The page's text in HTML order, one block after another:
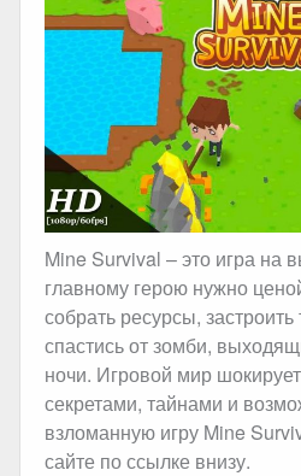
Mine Survival – это игра на
главному герою нужно
собрать ресурсы,
спастись от зомби,
ночи. Игровой мир
секретами, тайнами и
взломанную игру Mine
сайте по ссылке внизу.